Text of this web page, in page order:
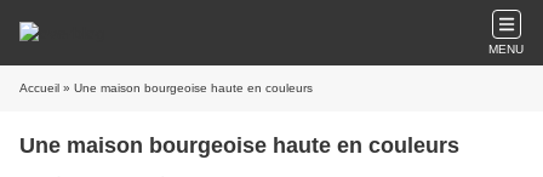
MENU
Accueil » Une maison bourgeoise haute en couleurs
Une maison bourgeoise haute en couleurs